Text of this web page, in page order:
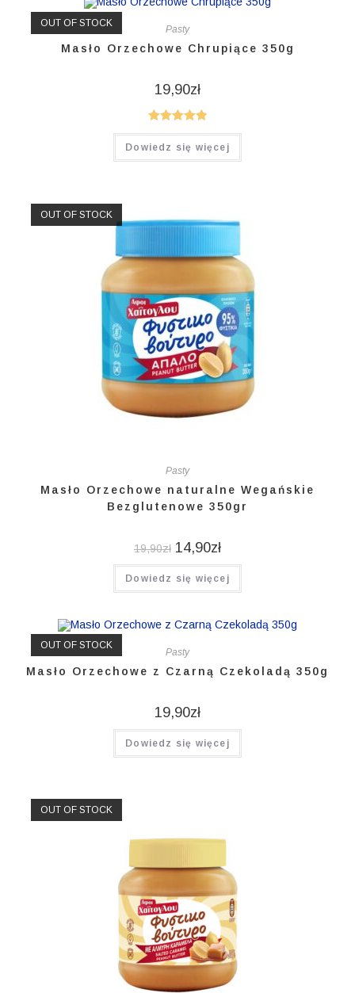
OUT OF STOCK
Pasty
Masło Orzechowe Chrupiące 350g
19,90zł
Oceniono
5.00 na 5
Dowiedz się więcej
OUT OF STOCK
Pasty
Masło Orzechowe naturalne Wegańskie
Bezglutenowe 350gr
19,90zł 14,90zł
Dowiedz się więcej
OUT OF STOCK
Pasty
Masło Orzechowe z Czarną Czekoladą 350g
19,90zł
Dowiedz się więcej
OUT OF STOCK